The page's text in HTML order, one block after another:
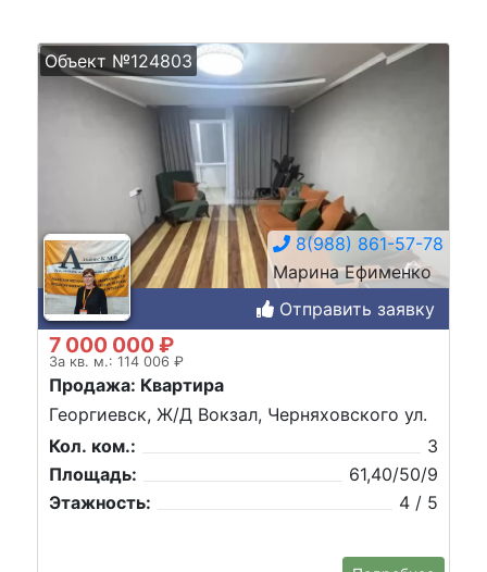
Объект №124803
8(988) 861-57-78
Марина Ефименко
Отправить заявку
7 000 000 ₽
За кв. м.: 114 006 ₽
Продажа: Квартира
Георгиевск, Ж/Д Вокзал, Черняховского ул.
Кол. ком.:
3
Площадь:
61,40/50/9
Этажность:
4 / 5